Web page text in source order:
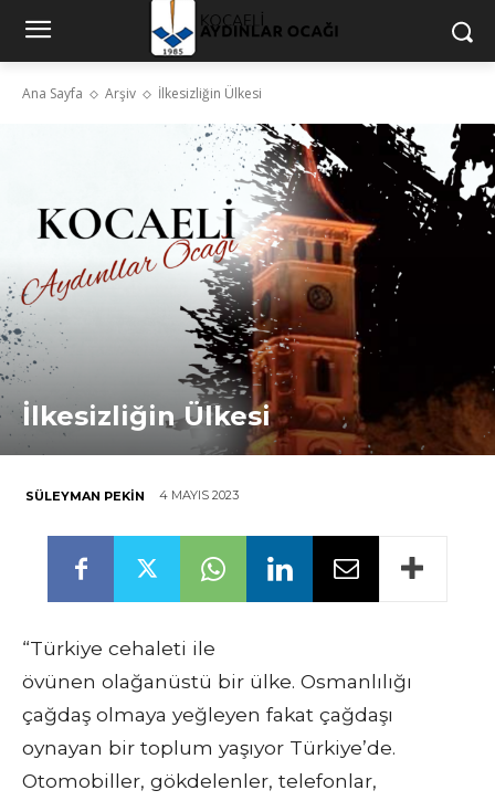
Ana Sayfa Arşiv İlkesizliğin Ülkesi
İlkesizliğin Ülkesi
SÜLEYMAN PEKIN 4 MAYIS 2023
“Türkiye cehaleti ile
övünen olağanüstü bir ülke. Osmanlılığı
çağdaş olmaya yeğleyen fakat çağdaşı
oynayan bir toplum yaşıyor Türkiye’de.
Otomobiller, gökdelenler, telefonlar,